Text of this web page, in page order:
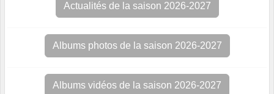
Actualités de la saison 2026-2027
Albums photos de la saison 2026-2027
Albums vidéos de la saison 2026-2027